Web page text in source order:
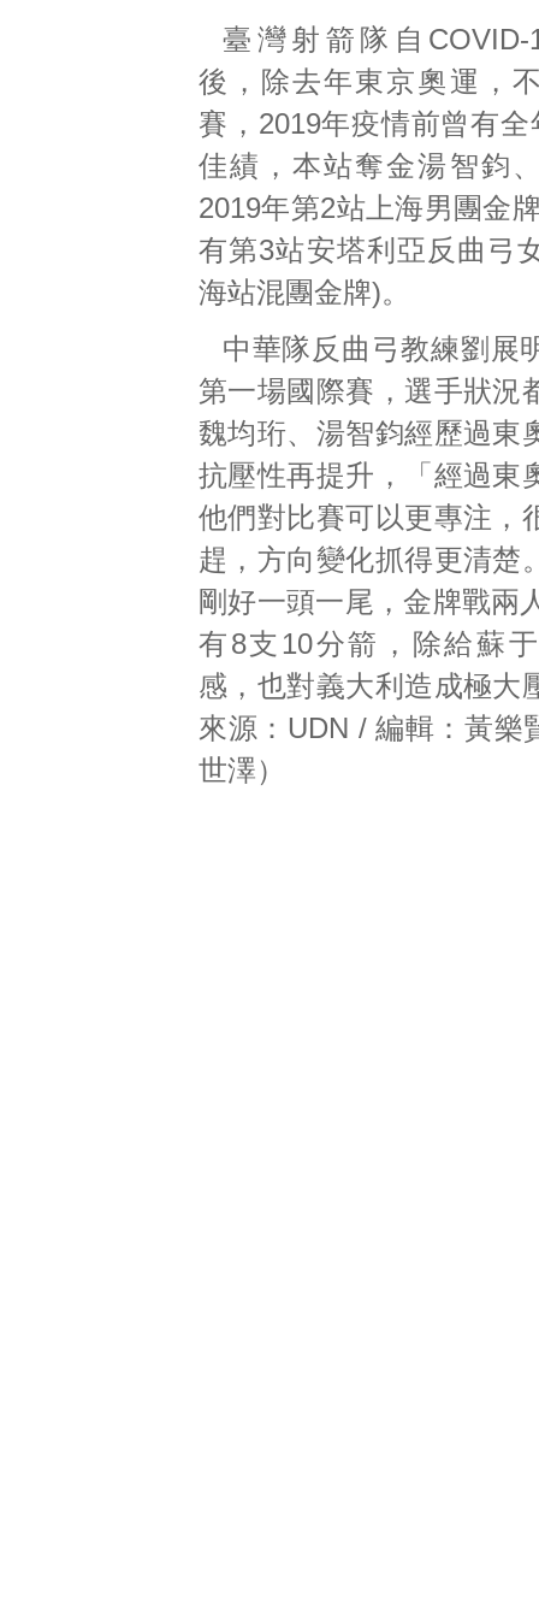
臺灣射箭隊自
後，除去年東京奧運，
賽，2019年疫情前曾有
佳績，本站奪金湯智鈞
2019年第2站上海男團金
有第3站安塔利亞反曲弓
海站混團金牌)。
中華隊反曲弓教練劉展
第一場國際賽，選手狀況
魏均珩、湯智鈞經歷過東
抗壓性再提升，「經過東
他們對比賽可以更專注，
趕，方向變化抓得更清楚
剛好一頭一尾，金牌戰兩
有8支10分箭，除給蘇
感，也對義大利造成極大
來源：UDN / 編輯：黃樂
世澤）